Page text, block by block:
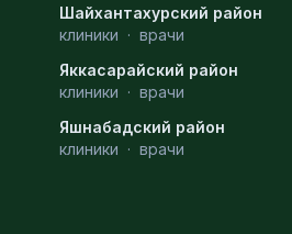
Шайхантахурский район
клиники · врачи
Яккасарайский район
клиники · врачи
Яшнабадский район
клиники · врачи